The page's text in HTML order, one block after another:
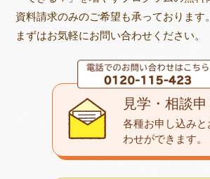
資料請求のみのご希望も承っております。
まずはお気軽にお問い合わせください。
見学・相談
各種お申し込みと
わせができます。